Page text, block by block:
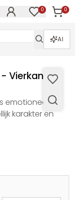
0 0
AI
- Vierkant -
emotioneel is:
karakter en